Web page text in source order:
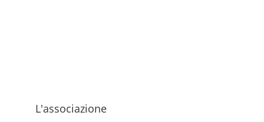
L'associazione